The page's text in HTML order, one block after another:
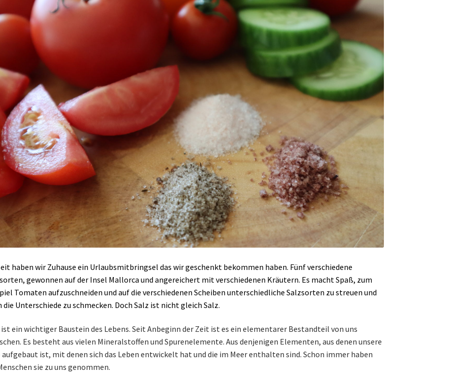
haben wir Zuhause ein Urlaubsmitbringsel das wir geschenkt bekommen haben. Fünf verschiedene
gewonnen auf der Insel Mallorca und angereichert mit verschiedenen Kräutern. Es macht Spaß, zum
Tomaten aufzuschneiden und auf die verschiedenen Scheiben unterschiedliche Salzsorten zu streuen und
die Unterschiede zu schmecken. Doch Salz ist nicht gleich Salz.
ein wichtiger Baustein des Lebens. Seit Anbeginn der Zeit ist es ein elementarer Bestandteil von uns
Es besteht aus vielen Mineralstoffen und Spurenelemente. Aus denjenigen Elementen, aus denen unsere
aufgebaut ist, mit denen sich das Leben entwickelt hat und die im Meer enthalten sind. Schon immer haben
sie zu uns genommen.